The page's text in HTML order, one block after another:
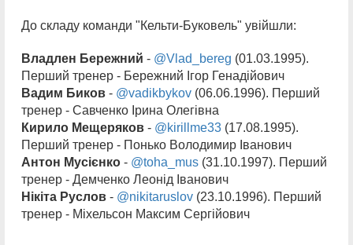
До складу команди "Кельти-Буковель" увійшли:
Владлен Бережний - @Vlad_bereg (01.03.1995).
Перший тренер - Бережний Ігор Генадійович
Вадим Биков - @vadikbykov (06.06.1996). Перший
тренер - Савченко Ірина Олегівна
Кирило Мещеряков - @kirillme33 (17.08.1995).
Перший тренер - Понько Володимир Іванович
Антон Мусієнко - @toha_mus (31.10.1997). Перший
тренер - Демченко Леонід Іванович
Нікіта Руслов - @nikitaruslov (23.10.1996). Перший
тренер - Міхельсон Максим Сергійович